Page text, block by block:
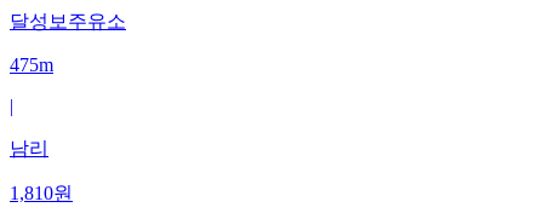
달성보주유소
475m
|
남리
1,810원